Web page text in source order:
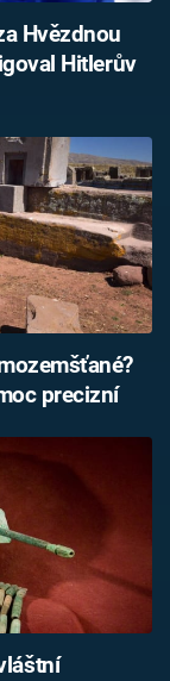
Hvězdnou
Hitlerův
precizní